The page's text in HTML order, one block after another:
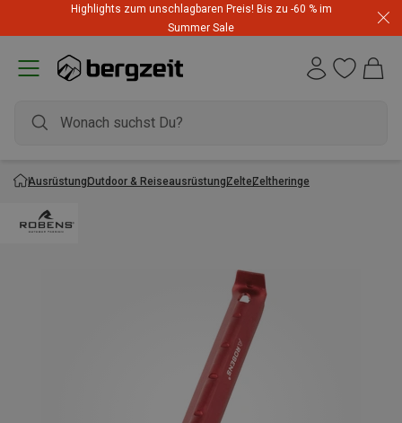
Highlights zum unschlagbaren Preis! Bis zu -60 % im
Summer Sale
AusrüstungOutdoor & ReiseausrüstungZelteZeltheringe